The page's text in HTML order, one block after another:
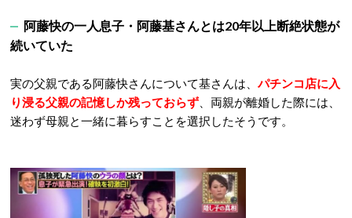
阿藤快の一人息子・阿藤基さんとは20年以上断絶状態が
続いていた
実の父親である阿藤快さんについて基さんは、パチンコ店に入
り浸る父親の記憶しか残っておらず 、両親が離婚した際には、
迷わず母親と一緒に暮らすことを選択したそうです。